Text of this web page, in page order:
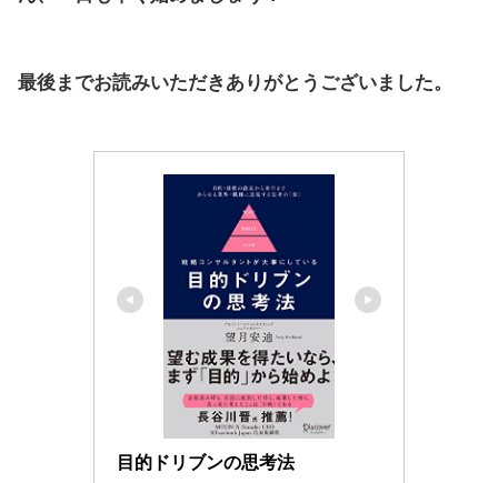
最後までお読みいただきありがとうございました。
目的ドリブンの思考法